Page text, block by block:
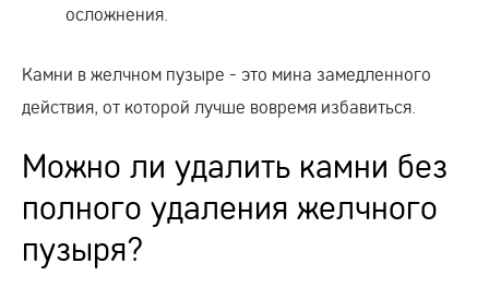
осложнения.
Камни в желчном пузыре - это мина замедленного
действия, от которой лучше вовремя избавиться.
Можно ли удалить камни без
полного удаления желчного
пузыря?